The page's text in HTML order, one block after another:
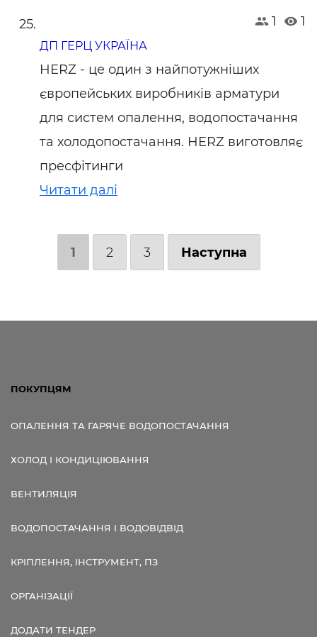
1 1
ДП ГЕРЦ УКРАЇНА
HERZ - це один з найпотужніших
європейських виробників арматури
для систем опалення, водопостачання
та холодопостачання. HERZ виготовляє
пресфітинги
Читати далі
1 2 3 Наступна
ПОКУПЦЯМ
ОПАЛЕННЯ ТА ГАРЯЧЕ ВОДОПОСТАЧАННЯ
ХОЛОД І КОНДИЦІЮВАННЯ
ВЕНТИЛЯЦІЯ
ВОДОПОСТАЧАННЯ І ВОДОВІДВІД
КРІПЛЕННЯ, ІНСТРУМЕНТ, ПЗ
ОРГАНІЗАЦІЇ
ДОДАТИ ТЕНДЕР